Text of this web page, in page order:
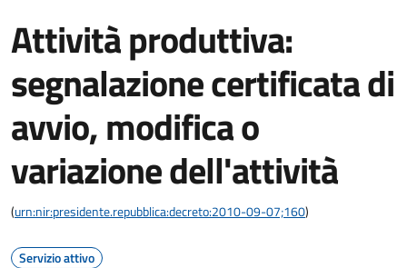
Attività produttiva:
segnalazione certificata di
avvio, modifica o
variazione dell'attività
(urn:nir:presidente.repubblica:decreto:2010-09-07;160)
Servizio attivo